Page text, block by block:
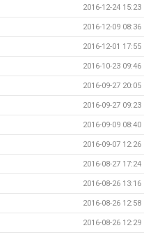
2016-12-24 15:23
2016-12-09 08:36
2016-12-01 17:55
2016-10-23 09:46
2016-09-27 20:05
2016-09-27 09:23
2016-09-09 08:40
2016-09-07 12:26
2016-08-27 17:24
2016-08-26 13:16
2016-08-26 12:58
2016-08-26 12:29